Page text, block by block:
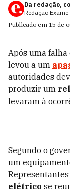
Da redação,
Redação Exame
Publicado em 15 de
Após uma falha
levou a um
autoridades
produzir um
levaram à
Segundo o
um
elétrico se